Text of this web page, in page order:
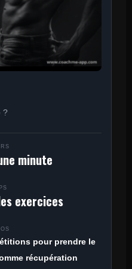
?
minute
exercices
pour prendre le
récupération